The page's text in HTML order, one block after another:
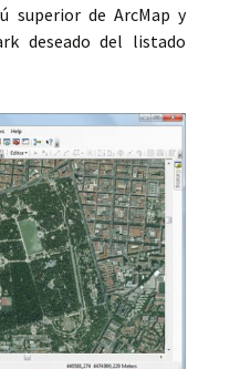
superior de ArcMap y
deseado del listado